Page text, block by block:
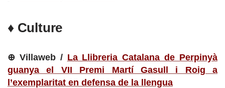
♦ Culture
⊕ Villaweb / La Llibreria Catalana de Perpinyà
guanya el VII Premi Martí Gasull i Roig a
l’exemplaritat en defensa de la llengua